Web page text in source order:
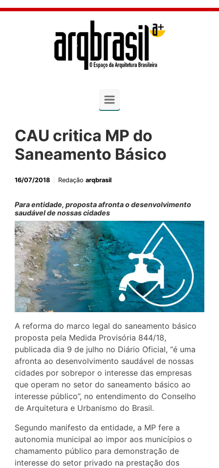
Skip to main content
CAU critica MP do
Saneamento Básico
16/07/2018 Redação arqbrasil
Para entidade, proposta afronta o desenvolvimento
saudável de nossas cidades
A reforma do marco legal do saneamento básico
proposta pela Medida Provisória 844/18,
publicada dia 9 de julho no Diário Oficial, “é uma
afronta ao desenvolvimento saudável de nossas
cidades por sobrepor o interesse das empresas
que operam no setor do saneamento básico ao
interesse público”, no entendimento do Conselho
de Arquitetura e Urbanismo do Brasil.
Segundo manifesto da entidade, a MP fere a
autonomia municipal ao impor aos municípios o
chamamento público para demonstração de
interesse do setor privado na prestação dos